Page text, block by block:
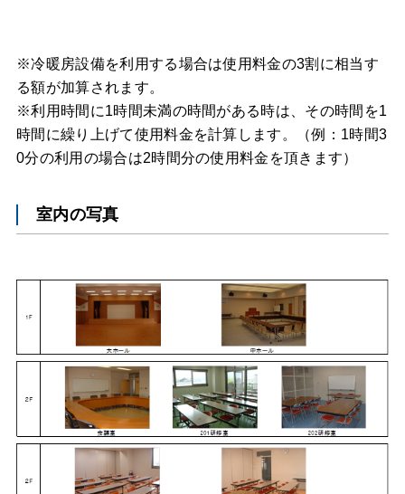
※冷暖房設備を利用する場合は使用料金の3割に相当す
る額が加算されます。
※利用時間に1時間未満の時間がある時は、その時間を1
時間に繰り上げて使用料金を計算します。（例：1時間3
0分の利用の場合は2時間分の使用料金を頂きます）
室内の写真